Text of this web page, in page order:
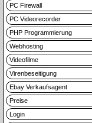
PC Firewall
PC Videorecorder
PHP Programmierung
Webhosting
Videofilme
Virenbeseitigung
Ebay Verkaufsagent
Preise
Login